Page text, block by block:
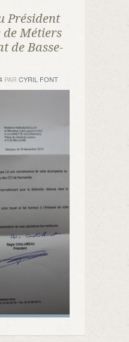
Président
de Métiers
de Basse-
PAR CYRIL FONT